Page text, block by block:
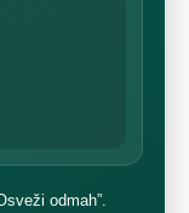
odmah”.